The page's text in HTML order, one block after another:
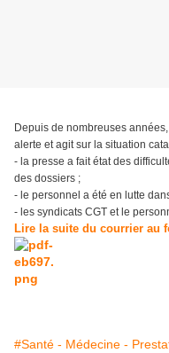
Depuis de nombreuses
alerte et agit sur la situation
- la presse a fait état des
des dossiers ;
- le personnel a été en lutte
- les syndicats CGT et le
Lire la suite du courrier au
#Santé - Médecine -